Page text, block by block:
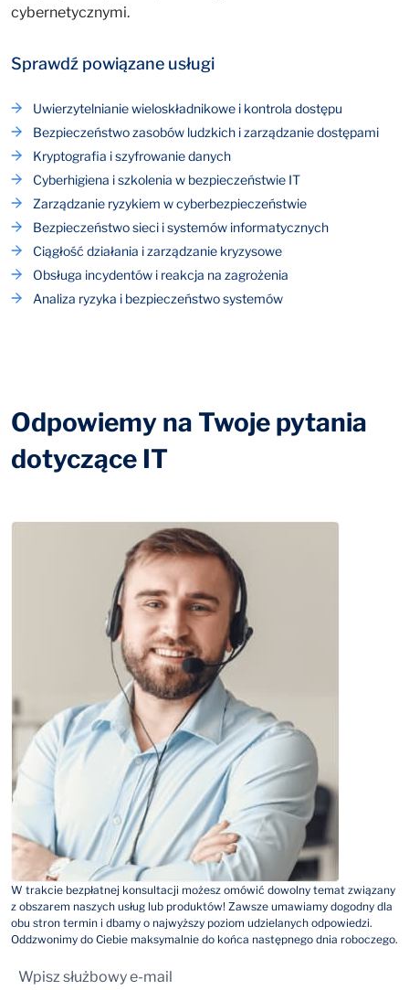
cybernetycznymi.
Sprawdź powiązane usługi
Uwierzytelnianie wieloskładnikowe i kontrola dostępu
Bezpieczeństwo zasobów ludzkich i zarządzanie dostępami
Kryptografia i szyfrowanie danych
Cyberhigiena i szkolenia w bezpieczeństwie IT
Zarządzanie ryzykiem w cyberbezpieczeństwie
Bezpieczeństwo sieci i systemów informatycznych
Ciągłość działania i zarządzanie kryzysowe
Obsługa incydentów i reakcja na zagrożenia
Analiza ryzyka i bezpieczeństwo systemów
Odpowiemy na Twoje pytania
dotyczące IT
W trakcie bezpłatnej konsultacji możesz omówić dowolny temat związany
z obszarem naszych usług lub produktów! Zawsze umawiamy dogodny dla
obu stron termin i dbamy o najwyższy poziom udzielanych odpowiedzi.
Oddzwonimy do Ciebie maksymalnie do końca następnego dnia roboczego.